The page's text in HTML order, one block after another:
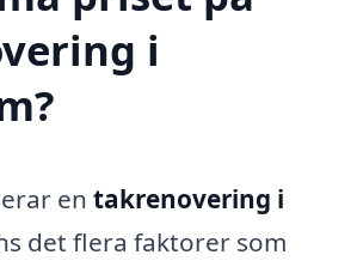
i
en takrenovering i
det flera faktorer som